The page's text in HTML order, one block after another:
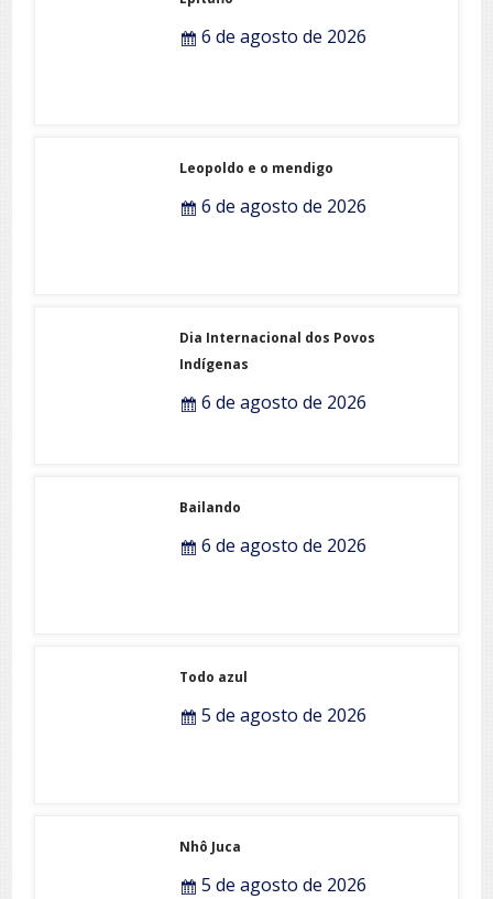
6 de agosto de 2026
Leopoldo e o mendigo
6 de agosto de 2026
Dia Internacional dos Povos
Indígenas
6 de agosto de 2026
Bailando
6 de agosto de 2026
Todo azul
5 de agosto de 2026
Nhô Juca
5 de agosto de 2026